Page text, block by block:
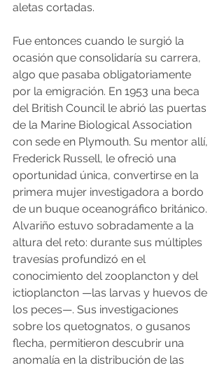
aletas cortadas.
Fue entonces cuando le surgió la
ocasión que consolidaría su carrera,
algo que pasaba obligatoriamente
por la emigración. En 1953 una beca
del British Council le abrió las puertas
de la Marine Biological Association
con sede en Plymouth. Su mentor allí,
Frederick Russell, le ofreció una
oportunidad única, convertirse en la
primera mujer investigadora a bordo
de un buque oceanográfico británico.
Alvariño estuvo sobradamente a la
altura del reto: durante sus múltiples
travesías profundizó en el
conocimiento del zooplancton y del
ictioplancton —las larvas y huevos de
los peces—. Sus investigaciones
sobre los quetognatos, o gusanos
flecha, permitieron descubrir una
anomalía en la distribución de las